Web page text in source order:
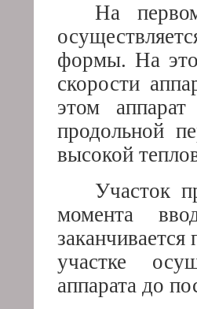
На
формы. На
скорости
этом аппарат
продольной
высокой
Участок
момента
участке
аппарата до